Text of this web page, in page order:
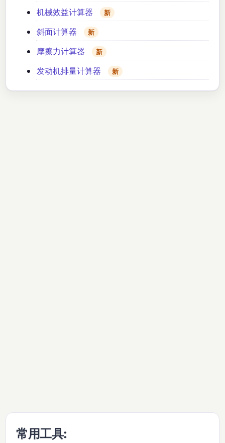
机械效益计算器 新
斜面计算器 新
摩擦力计算器 新
发动机排量计算器 新
常用工具: